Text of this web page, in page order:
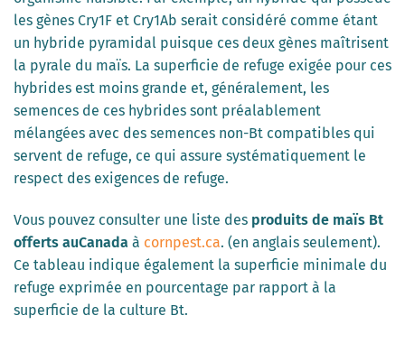
les gènes Cry1F et Cry1Ab serait considéré comme étant
un hybride pyramidal puisque ces deux gènes maîtrisent
la pyrale du maïs. La superficie de refuge exigée pour ces
hybrides est moins grande et, généralement, les
semences de ces hybrides sont préalablement
mélangées avec des semences non-Bt compatibles qui
servent de refuge, ce qui assure systématiquement le
respect des exigences de refuge.
Vous pouvez consulter une liste des produits de maïs Bt
offerts auCanada à cornpest.ca. (en anglais seulement).
Ce tableau indique également la superficie minimale du
refuge exprimée en pourcentage par rapport à la
superficie de la culture Bt.